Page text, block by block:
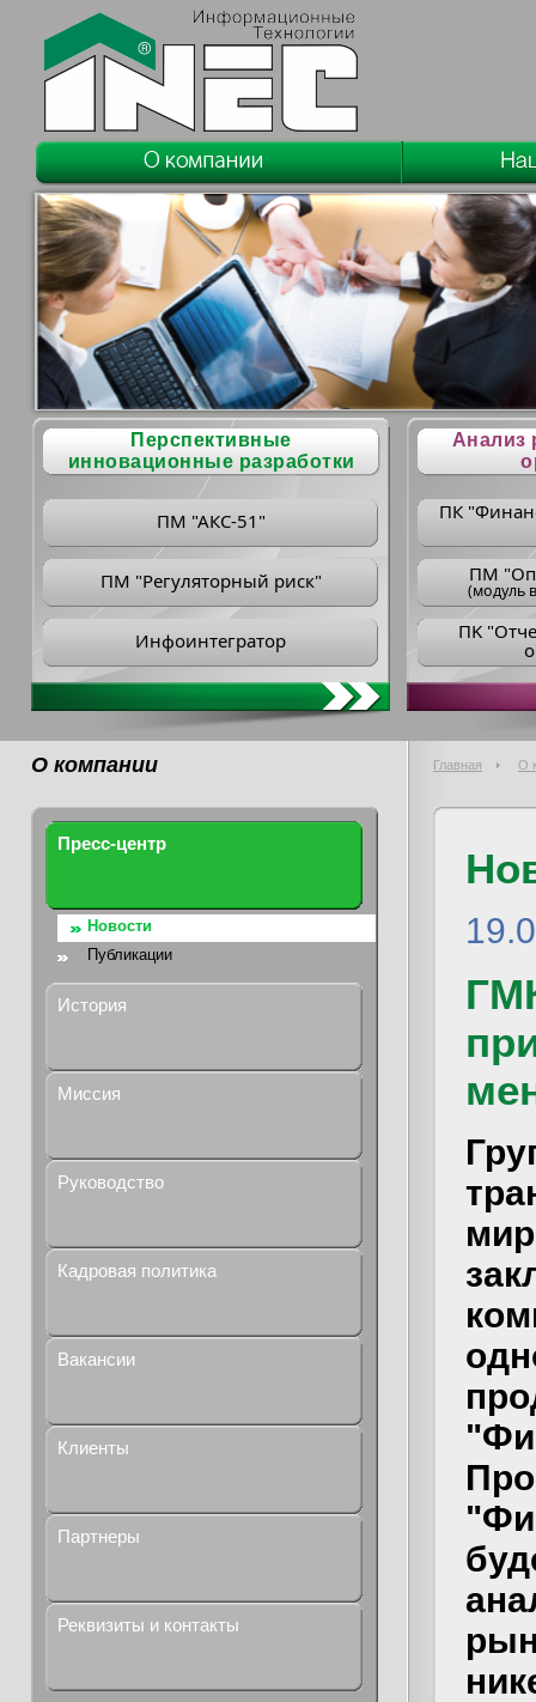
Перспективные
инновационные разработки
ПМ "АКС-51"
ПМ "Регуляторный риск"
Инфоинтегратор
Анализ
ПК
ПM
(модуль
ПK
О компании Главная О
Пресс-центр
Новости
Публикации
История
Миссия
Руководство
Кадровая политика
Вакансии
Клиенты
Партнеры
Реквизиты и контакты